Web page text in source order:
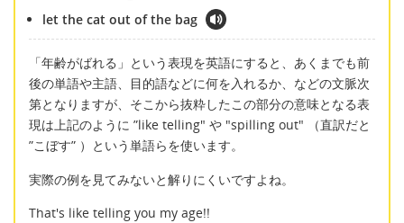
let the cat out of the bag
「年齢がばれる」という表現を英語にすると、あくまでも前
後の単語や主語、目的語などに何を入れるか、などの文脈次
第となりますが、そこから抜粋したこの部分の意味となる表
現は上記のように ”like telling" や "spilling out" （直訳だと
”こぼす” ）という単語らを使います。
実際の例を見てみないと解りにくいですよね。
That's like telling you my age!!